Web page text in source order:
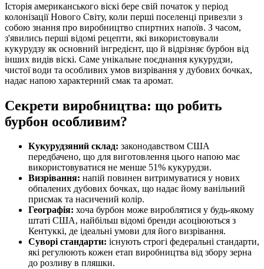
Історія американського віскі бере свій початок у період
колонізації Нового Світу, коли перші поселенці привезли з
собою знання про виробництво спиртних напоїв. З часом,
з'явились перші відомі рецепти, які використовували
кукурудзу як основний інгредієнт, що й відрізняє бурбон від
інших видів віскі. Саме унікальне поєднання кукурудзи,
чистої води та особливих умов визрівання у дубових бочках,
надає напою характерний смак та аромат.
Секрети виробництва: що робить
бурбон особливим?
Кукурудзяний склад: законодавством США
передбачено, що для виготовлення цього напою має
використовуватися не менше 51% кукурудзи.
Визрівання: напій повинен витримуватися у нових
обпалених дубових бочках, що надає йому ванільний
присмак та насичений колір.
Географія: хоча бурбон може вироблятися у будь-якому
штаті США, найбільш відомі бренди асоціюються з
Кентуккі, де ідеальні умови для його визрівання.
Суворі стандарти: існують строгі федеральні стандарти,
які регулюють кожен етап виробництва від збору зерна
до розливу в пляшки.